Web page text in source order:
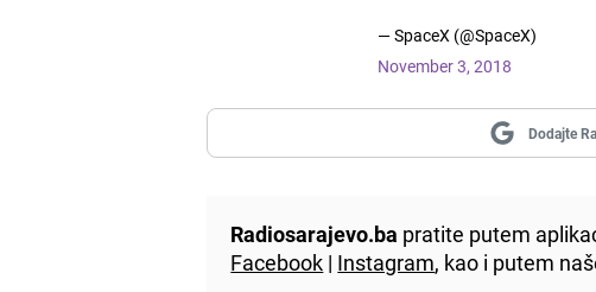
— SpaceX (@SpaceX)
November 3, 2018
Dodajte
Radiosarajevo.ba pratite putem
Facebook | Instagram, kao i putem